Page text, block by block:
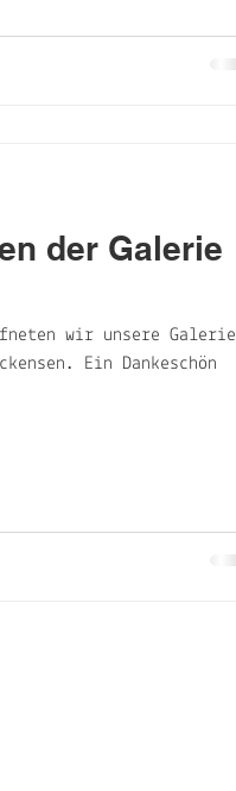
der Galerie
wir unsere Galerie
Ein Dankeschön